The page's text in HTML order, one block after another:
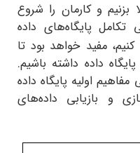
کارمان را شروع
پایگاه‌های داده
خواهد بود تا
داشته باشیم.
پایگاه داده
داده‌های